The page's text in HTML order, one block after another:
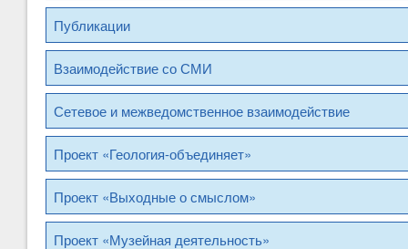
Публикации
Взаимодействие со СМИ
Сетевое и межведомственное взаимодействие
Проект «Геология-объединяет»
Проект «Выходные о смыслом»
Проект «Музейная деятельность»